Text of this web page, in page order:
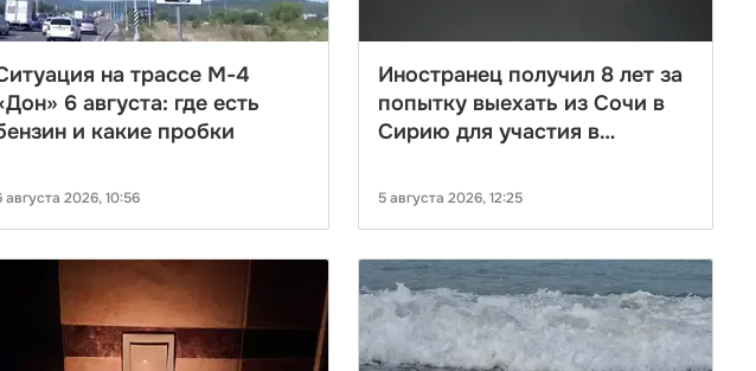
на трассе М-4
6 августа: где есть
и какие пробки
августа 2026, 10:56
Иностранец получил 8 лет за
попытку выехать из Сочи в
Сирию для участия в
организации
5 августа 2026, 12:25